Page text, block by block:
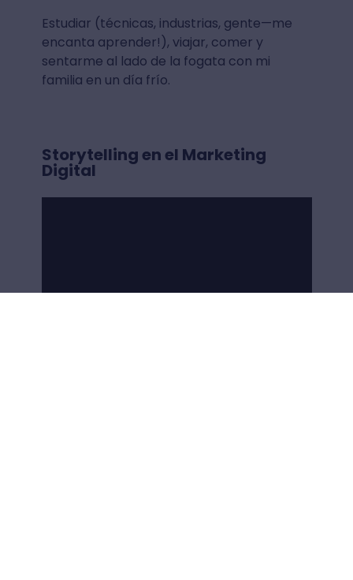
Estudiar (técnicas, industrias, gente—me
encanta aprender!), viajar, comer y
sentarme al lado de la fogata con mi
familia en un día frío.
Storytelling en el Marketing
Digital